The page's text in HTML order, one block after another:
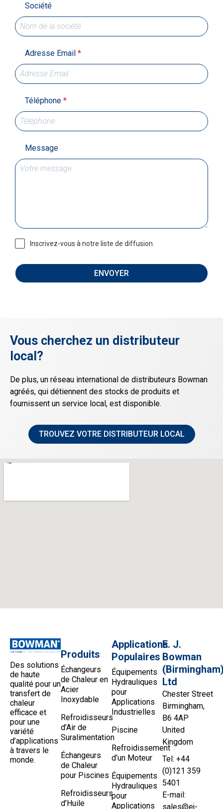
Société
Adresse Email *
Téléphone *
Message
Inscrivez-vous à notre liste de diffusion.
ENVOYER
Vous cherchez un distributeur
local?
De plus, un réseau international de distributeurs Bowman
agréés, qui détiennent des stocks de produits et
fournissent un service local, est disponible.
TROUVEZ VOTRE DISTRIBUTEUR LOCAL
Des solutions
de haute
qualité pour un
transfert de
chaleur
efficace et
pour une
variété
d’applications
à travers le
monde.
Produits
Échangeurs
de Chaleur en
Acier
Inoxydable
Refroidisseurs
d’Air de
Suralimentation
Échangeurs
de Chaleur
pour Piscines
Refroidisseurs
d’Huile
Applications
Populaires
Équipements
Hydrauliques
pour
Applications
Industrielles
Piscine
Refroidissement
d’un Moteur
Équipements
Hydrauliques
pour
Applications
E. J.
Bowman
Ltd
Chester Street
Birmingham,
B6 4AP
United
Kingdom
Tel: +44
(0)121 359
5401
E-mail:
sales@ej-